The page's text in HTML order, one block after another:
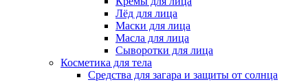
Лёд для лица
Маски для лица
Масла для лица
Сыворотки для лица
Косметика для тела
Средства для загара и защиты от солнца